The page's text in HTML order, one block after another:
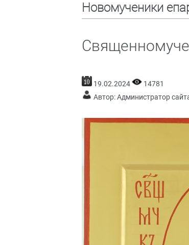
Новомученики
19.02.2024
14781
Автор: Администратор